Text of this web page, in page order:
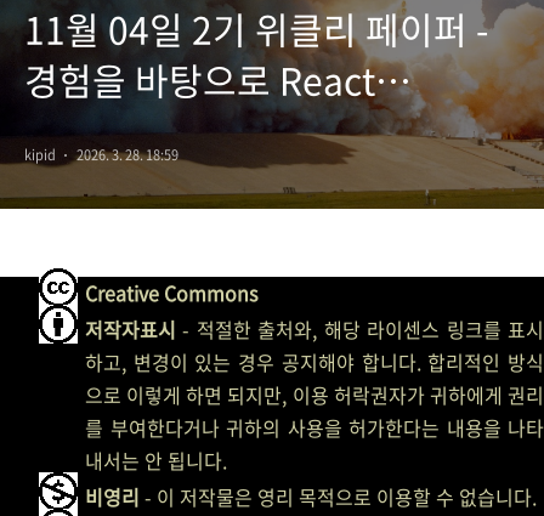
11월 04일 2기 위클리 페이퍼 -
경험을 바탕으로 React
애플리케이션에서 JSON Web
Token(JWT)을 사용하여 사용자
대해 자세히 설명해주세요. 특히
로그아웃 구현 로직에 대해
설명해주세요. RESTful API의
개념과 주요 제약 조건을
설명하세요.
kipid 2026. 3. 28. 18:59
Creative Commons
저작자표시 - 적절한 출처와, 해당 라이센스 링크를 표시
하고, 변경이 있는 경우 공지해야 합니다. 합리적인 방식
으로 이렇게 하면 되지만, 이용 허락권자가 귀하에게 권리
를 부여한다거나 귀하의 사용을 허가한다는 내용을 나타
내서는 안 됩니다.
비영리 - 이 저작물은 영리 목적으로 이용할 수 없습니다.